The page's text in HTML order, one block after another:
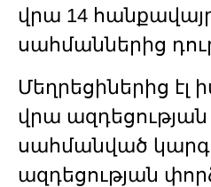
վրա 14
սահմաններից
Մեղրեցիներից էլ
վրա
սահմանված
ազդեցության